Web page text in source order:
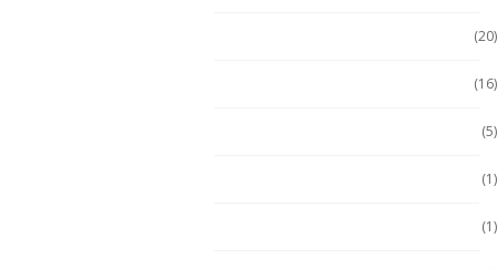
(20)
(16)
(5)
(1)
(1)